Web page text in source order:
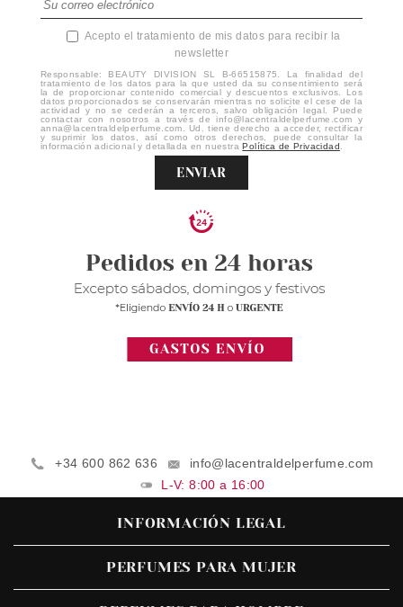
Acepto el tratamiento de mis datos para recibir la
newsletter
Responsable: BEAUTY DIVISION SL B-66515875. La finalidad del
tratamiento de los datos para la que usted da su consentimiento será
la de proporcionar contenido comercial y descuentos exclusivos. Los
datos proporcionados se conservarán mientras no solicite el cese de la
actividad y no se cederán a terceros, salvo obligación legal. Puede
contactar con nosotros a través de info@lacentraldelperfume.com y
anna@lacentraldelperfume.com. Ud. tiene derecho a acceder, rectificar
y suprimir los datos, así como otros derechos, puede consultar la
información adicional y detallada en nuestraPolítica de Privacidad
ENVIAR
+34 600 862 636
info@lacentraldelperfume.com
L-V: 8:00 a 16:00
INFORMACIÓN LEGAL
PERFUMES PARA MUJER